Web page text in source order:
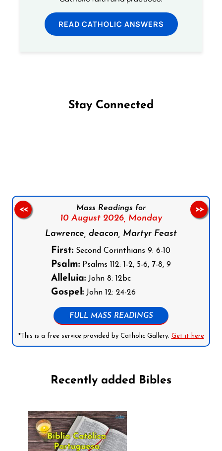
READ CATHOLIC ANSWERS
Stay Connected
Mass Readings for
10 August 2026, Monday
Lawrence, deacon, Martyr Feast
First: Second Corinthians 9: 6-10
Psalm: Psalms 112: 1-2, 5-6, 7-8, 9
Alleluia: John 8: 12bc
Gospel: John 12: 24-26
FULL MASS READINGS
*This is a free service provided by Catholic Gallery. Get it here
<< >>
Recently added Bibles